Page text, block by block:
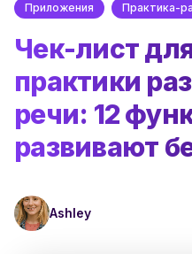
Приложения
Практика-
Чек-лист
практики
речи: 12
развивают
Ashley